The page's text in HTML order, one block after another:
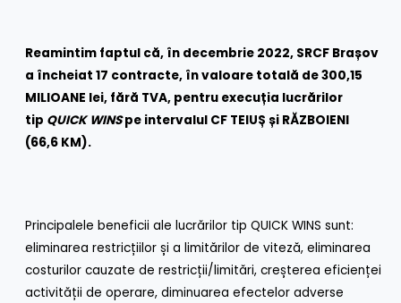
Reamintim faptul că, în decembrie 2022, SRCF Brașov
a încheiat 17 contracte, în valoare totală de 300,15
MILIOANE lei, fără TVA, pentru execuția lucrărilor
tip QUICK WINSpe intervalul CF TEIUȘ și RĂZBOIENI
(66,6 KM).
Principalele beneficii ale lucrărilor tip QUICK WINS sunt:
eliminarea restricțiilor și a limitărilor de viteză, eliminarea
costurilor cauzate de restricții/limitări, creșterea eficienței
activității de operare, diminuarea efectelor adverse